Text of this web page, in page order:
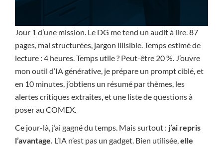
Jour 1 d’une mission. Le DG me tend un audit à lire. 87
pages, mal structurées, jargon illisible. Temps estimé de
lecture : 4 heures. Temps utile ? Peut-être 20 %. J’ouvre
mon outil d’IA générative, je prépare un prompt ciblé, et
en 10 minutes, j’obtiens un résumé par thèmes, les
alertes critiques extraites, et une liste de questions à
poser au COMEX.
Ce jour-là, j’ai gagné du temps. Mais surtout : j’ai repris
l’avantage. L’IA n’est pas un gadget. Bien utilisée,elle